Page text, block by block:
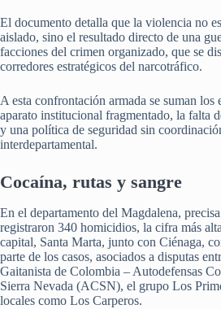
El documento detalla que la violencia no
aislado, sino el resultado directo de una
facciones del crimen organizado, que se
corredores estratégicos del narcotráfico.
A esta confrontación armada se suman los
aparato institucional fragmentado, la falta
y una política de seguridad sin
interdepartamental.
Cocaína, rutas y sangre
En el departamento del Magdalena,
registraron 340 homicidios, la cifra más
capital, Santa Marta, junto con Ciénaga,
parte de los casos, asociados a disputas
Gaitanista de Colombia – Autodefensas
Sierra Nevada (ACSN), el grupo Los
locales como Los Carperos.